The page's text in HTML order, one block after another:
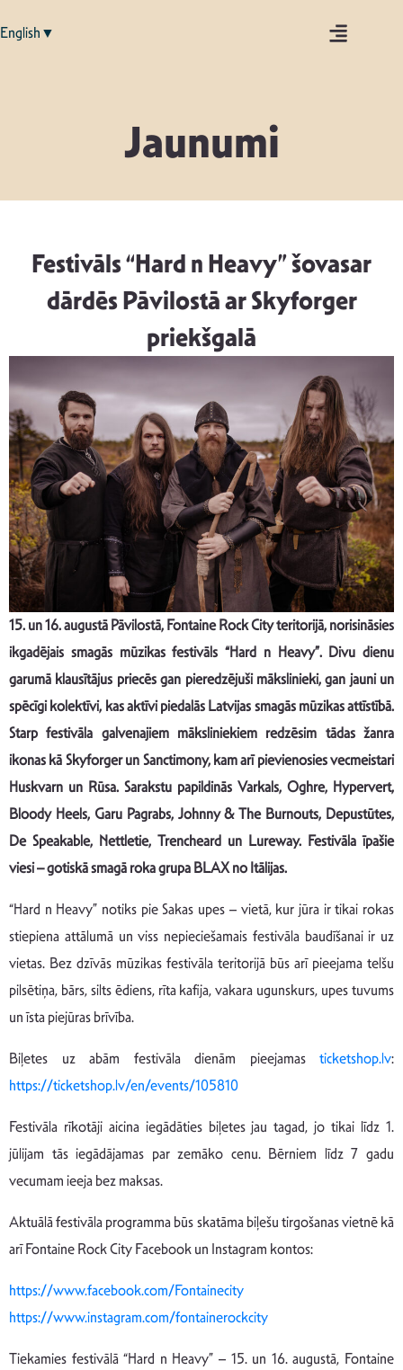
English▼
Jaunumi
Festivāls “Hard n Heavy” šovasar
dārdēs Pāvilostā ar Skyforger
priekšgalā
15. un 16. augustā Pāvilostā, Fontaine Rock City teritorijā, norisināsies
ikgadējais smagās mūzikas festivāls “Hard n Heavy”. Divu dienu
garumā klausītājus priecēs gan pieredzējuši mākslinieki, gan jauni un
spēcīgi kolektīvi, kas aktīvi piedalās Latvijas smagās mūzikas attīstībā.
Starp festivāla galvenajiem māksliniekiem redzēsim tādas žanra
ikonas kā Skyforger un Sanctimony, kam arī pievienosies vecmeistari
Huskvarn un Rūsa. Sarakstu papildinās Varkals, Oghre, Hypervert,
Bloody Heels, Garu Pagrabs, Johnny & The Burnouts, Depustūtes,
De Speakable, Nettletie, Trencheard un Lureway. Festivāla īpašie
viesi – gotiskā smagā roka grupa BLAX no Itālijas.
“Hard n Heavy” notiks pie Sakas upes – vietā, kur jūra ir tikai rokas
stiepiena attālumā un viss nepieciešamais festivāla baudīšanai ir uz
vietas. Bez dzīvās mūzikas festivāla teritorijā būs arī pieejama telšu
pilsētiņa, bārs, silts ēdiens, rīta kafija, vakara ugunskurs, upes tuvums
un īsta piejūras brīvība.
Biļetes uz abām festivāla dienām pieejamas ticketshop.lv:
https://ticketshop.lv/en/events/105810
Festivāla rīkotāji aicina iegādāties biļetes jau tagad, jo tikai līdz 1.
jūlijam tās iegādājamas par zemāko cenu. Bērniem līdz 7 gadu
vecumam ieeja bez maksas.
Aktuālā festivāla programma būs skatāma biļešu tirgošanas vietnē kā
arī Fontaine Rock City Facebook un Instagram kontos:
https://www.facebook.com/Fontainecity
https://www.instagram.com/fontainerockcity
Tiekamies festivālā “Hard n Heavy” – 15. un 16. augustā, Fontaine